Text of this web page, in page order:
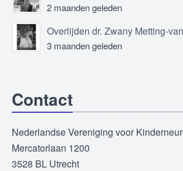
2 maanden geleden
Overlijden dr. Zwany Metting-
3 maanden geleden
Contact
Nederlandse Vereniging voor
Mercatorlaan 1200
3528 BL Utrecht